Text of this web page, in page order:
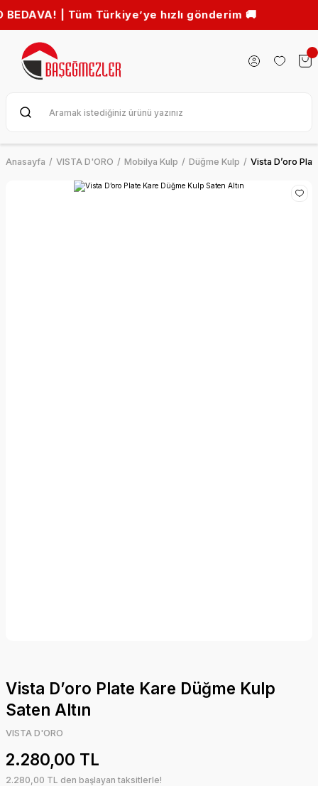
| Tüm Türkiye’ye hızlı gönderim 🚚
Anasayfa VISTA D'ORO Mobilya Kulp Düğme Kulp Vista D’oro
Vista D’oro Plate Kare Düğme Kulp
Saten Altın
VISTA D'ORO
2.280,00 TL
2.280,00 TL den başlayan taksitlerle!